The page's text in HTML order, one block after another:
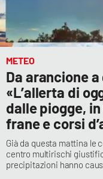
METEO
Da arancione
«L’allerta di
dalle piogge,
frane e corsi
Già da questa mattina le
centro multirischi
precipitazioni hanno